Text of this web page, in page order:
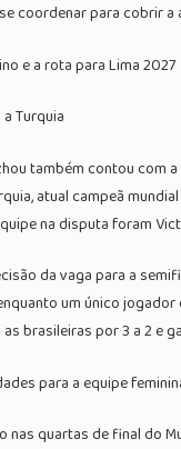
coordenar para cobrir
e a rota para Lima 2027
Turquia
também contou com
atual campeã
na disputa foram
da vaga para a
um único
brasileiras por 3 a 2 e
para a equipe
nas quartas de final do